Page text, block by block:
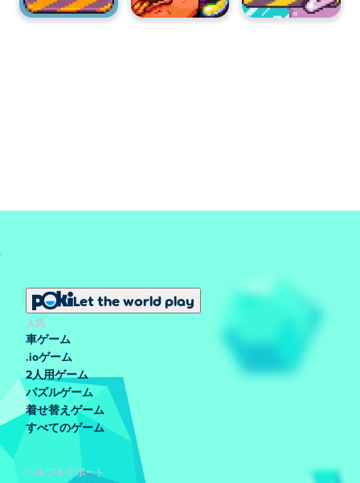
Let the world play
人気
車ゲーム
.ioゲーム
2人用ゲーム
パズルゲーム
着せ替えゲーム
すべてのゲーム
ヘルプ＆サポート